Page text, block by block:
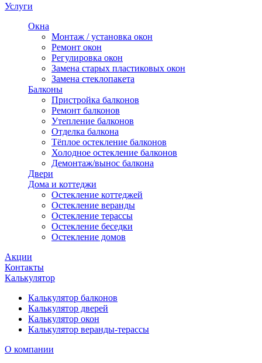
Услуги
Окна
Монтаж / установка окон
Ремонт окон
Регулировка окон
Замена старых пластиковых окон
Замена стеклопакета
Балконы
Пристройка балконов
Ремонт балконов
Утепление балконов
Отделка балкона
Тёплое остекление балконов
Холодное остекление балконов
Демонтаж/вынос балкона
Двери
Дома и коттеджи
Остекление коттеджей
Остекление веранды
Остекление терассы
Остекление беседки
Остекление домов
Акции
Контакты
Калькулятор
Калькулятор балконов
Калькулятор дверей
Калькулятор окон
Калькулятор веранды-терассы
О компании